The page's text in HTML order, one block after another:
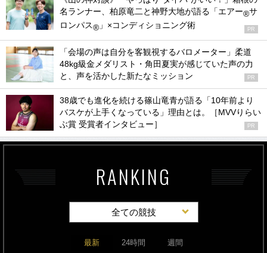
名ランナー、柏原竜二と神野大地が語る「エアー®サ
ロンパス® 」×コンディショニング術 PR
「会場の声は自分を客観視するバロメーター」柔道
48kg級金メダリスト・角田夏実が感じていた声の力
と、声を活かした新たなミッション
PR
38歳でも進化を続ける篠山竜青が語る「10年前より
バスケが上手くなっている」理由とは。［MVVりらい
ぶ賞 受賞者インタビュー］
PR
RANKING
全ての競技
最新 24時間 週間